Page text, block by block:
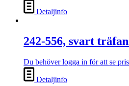
Detaljinfo
242-556, svart
Du behöver logga in för att se pris
Detaljinfo